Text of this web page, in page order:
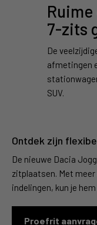
7-zits
De
afmetingen
SUV.
Ontdek zijn
De nieuwe Dacia
zitplaatsen. Met
indelingen, kun je
Proefrit